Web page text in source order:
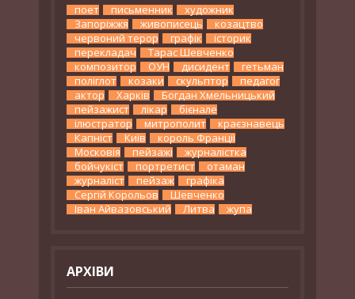
поет письменник
художник
Запоріжжя
живописець
козацтво
червоний терор
графік
історик
перекладач
Тарас Шевченко
композитор
ОУН дисидент
гетьман
поліглот
козаки скульптор
педагог
актор
Харків
Богдан Хмельницький
пейзажист
лікар
бієнале
ілюстратор
митрополит
краєзнавець
Капніст
Київ
король Франції
Московія
пейзажі
журналістка
бойчукіст
портретист
отаман
журналіст
пейзаж
графіка
Сергій Корольов
Шевченко
Іван Айвазовський
Литва жупа
АРХІВИ